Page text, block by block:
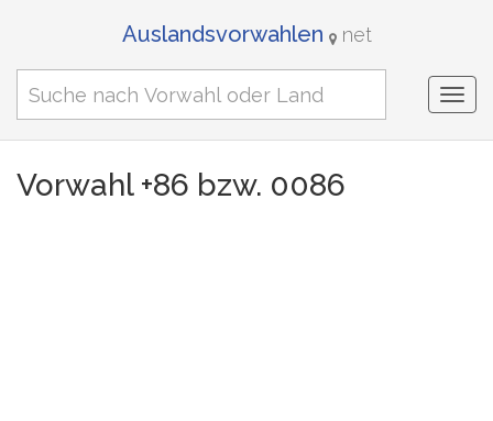
Auslandsvorwahlen net
Vorwahl +86 bzw. 0086